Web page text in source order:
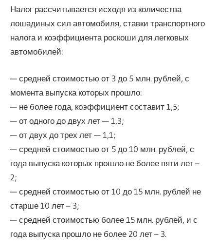
Налог рассчитывается исходя из количества
лошадиных сил автомобиля, ставки транспортного
налога и коэффициента роскоши для легковых
автомобилей:
— средней стоимостью от 3 до 5 млн. рублей, с
момента выпуска которых прошло:
— не более года, коэффициент составит 1,5;
— от одного до двух лет — 1,3;
— от двух до трех лет — 1,1;
— средней стоимостью от 5 до 10 млн. рублей, с
года выпуска которых прошло не более пяти лет –
2;
— средней стоимостью от 10 до 15 млн. рублей не
старше 10 лет – 3;
— средней стоимостью более 15 млн. рублей, и с
года выпуска прошло не более 20 лет – 3.